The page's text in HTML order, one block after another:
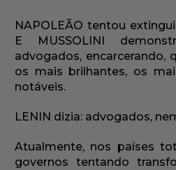
NAPOLEÃO tentou
E MUSSOLINI
advogados, encarcerando,
os mais brilhantes, os
notáveis.
LENIN dizia: advogados,
Atualmente, nos países
governos tentando